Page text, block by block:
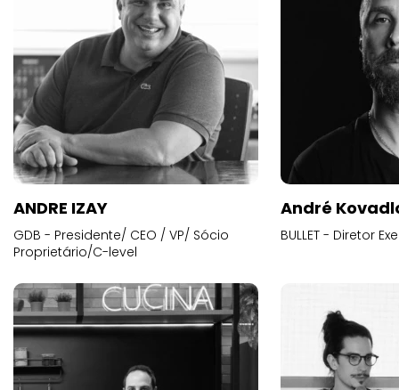
ANDRE IZAY
GDB - Presidente/ CEO / VP/ Sócio
Proprietário/C-level
André
BULLET - Diretor